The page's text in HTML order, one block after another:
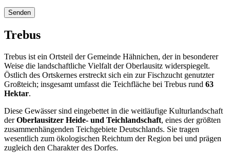
Trebus
Trebus ist ein Ortsteil der Gemeinde Hähnichen, der in besonderer
Weise die landschaftliche Vielfalt der Oberlausitz widerspiegelt.
Östlich des Ortskernes erstreckt sich ein zur Fischzucht genutzter
Großteich; insgesamt umfasst die Teichfläche bei Trebus rund 63
Hektar.
Diese Gewässer sind eingebettet in die weitläufige Kulturlandschaft
derOberlausitzer Heide- und Teichlandschaft, eines der größten
zusammenhängenden Teichgebiete Deutschlands. Sie tragen
wesentlich zum ökologischen Reichtum der Region bei und prägen
zugleich den Charakter des Dorfes.